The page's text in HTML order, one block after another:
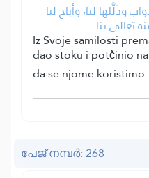
وذَلَّلها لنا، وأباح لنا
تعالى بنا.
Iz Svoje samilosti
dao stoku i potčinio
da se njome koristimo.
പേജ് നമ്പർ: 268